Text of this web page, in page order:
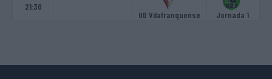
21:30
UD Vilafranquense
Jornada 1